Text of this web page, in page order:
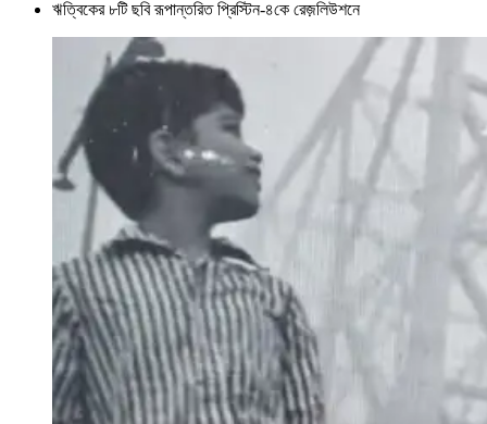
ঋত্বিকের ৮টি ছবি রূপান্তরিত প্রিস্টিন-৪কে রেজ়লিউশনে